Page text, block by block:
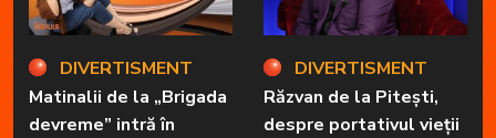
DIVERTISMENT
Matinalii de la „Brigada
devreme” intră în
DIVERTISMENT
Răzvan de la Pitești,
despre portativul vieții